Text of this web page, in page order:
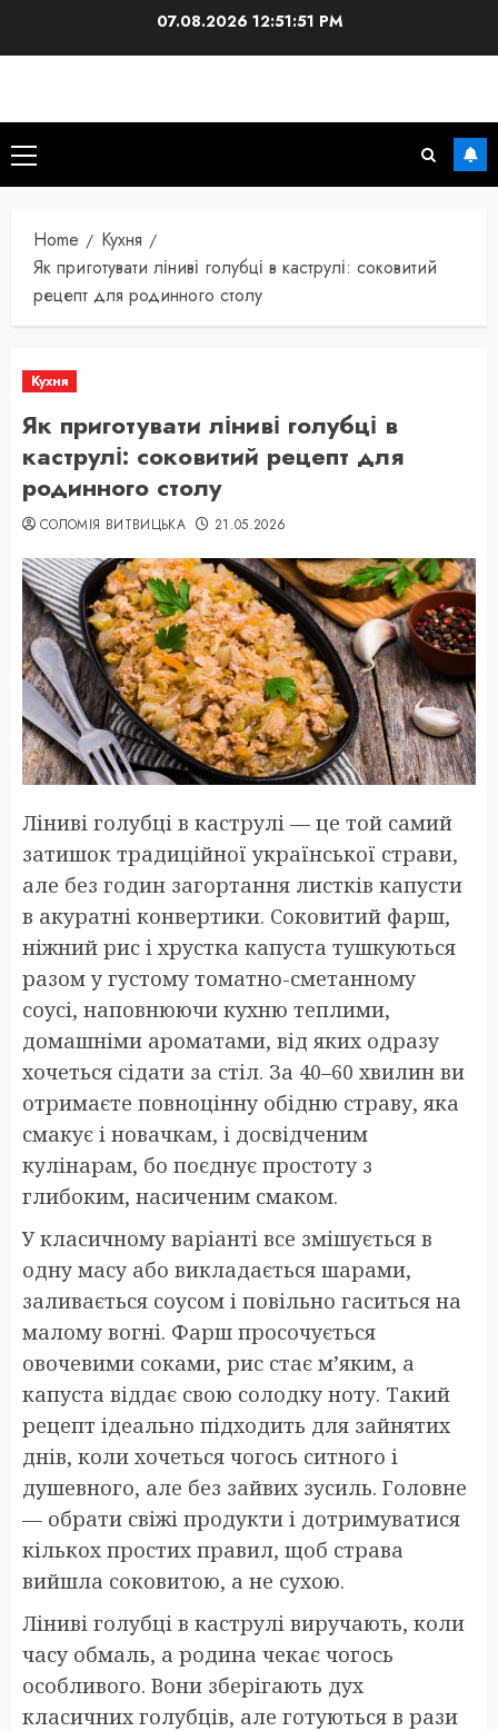
07.08.2026 12:51:53 PM
Primary
Menu
Home
Кухня
Як приготувати ліниві голубці в каструлі: соковитий
рецепт для родинного столу
Кухня
Як приготувати ліниві голубці в
каструлі: соковитий рецепт для
родинного столу
СОЛОМІЯ ВИТВИЦЬКА 21.05.2026
Ліниві голубці в каструлі — це той самий
затишок традиційної української страви,
але без годин загортання листків капусти
в акуратні конвертики. Соковитий фарш,
ніжний рис і хрустка капуста тушкуються
разом у густому томатно-сметанному
соусі, наповнюючи кухню теплими,
домашніми ароматами, від яких одразу
хочеться сідати за стіл. За 40–60 хвилин ви
отримаєте повноцінну обідню страву, яка
смакує і новачкам, і досвідченим
кулінарам, бо поєднує простоту з
глибоким, насиченим смаком.
У класичному варіанті все змішується в
одну масу або викладається шарами,
заливається соусом і повільно гаситься на
малому вогні. Фарш просочується
овочевими соками, рис стає м’яким, а
капуста віддає свою солодку ноту. Такий
рецепт ідеально підходить для зайнятих
днів, коли хочеться чогось ситного і
душевного, але без зайвих зусиль. Головне
— обрати свіжі продукти і дотримуватися
кількох простих правил, щоб страва
вийшла соковитою, а не сухою.
Ліниві голубці в каструлі виручають, коли
часу обмаль, а родина чекає чогось
особливого. Вони зберігають дух
класичних голубців, але готуються в рази